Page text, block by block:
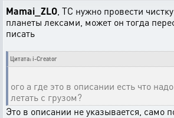
Mamai_ZLO , ТС нужно провести
планеты лексами, может он тогда
писать
Цитата: i-Creator
ого а где это в описании есть что
летать с грузом?
Это в описании не указывается, само